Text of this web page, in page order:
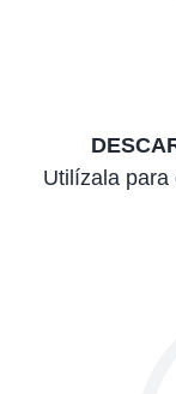
Utilízala para